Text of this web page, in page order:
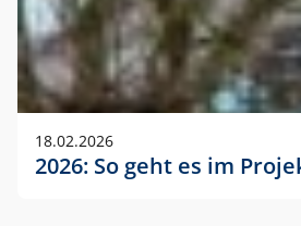
18.02.2026
2026: So geht es im